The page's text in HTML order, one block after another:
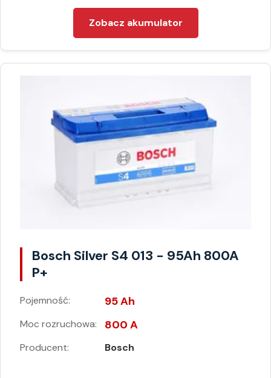
Zobacz akumulator
Bosch Silver S4 013 - 95Ah 800A
P+
Pojemność: 95 Ah
Moc rozruchowa: 800 A
Producent: Bosch